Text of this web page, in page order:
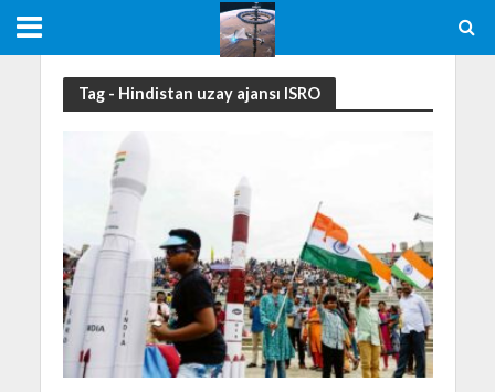
Tag - Hindistan uzay ajansı ISRO